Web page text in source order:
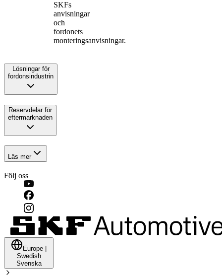
SKFs
anvisningar
och
fordonets
monteringsanvisningar.
Lösningar för
fordonsindustrin
Reservdelar för
eftermarknaden
Läs mer
Följ oss
Europe
Swedish
Svenska